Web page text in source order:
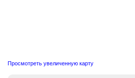
Просмотреть увеличенную карту